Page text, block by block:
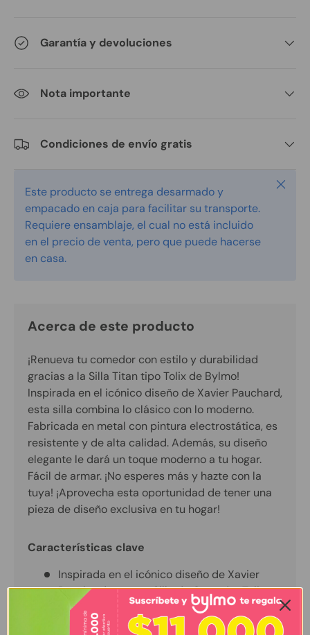
Garantía y devoluciones
Nota importante
Condiciones de envío gratis
Este producto se entrega desarmado y
empacado en caja para facilitar su transporte.
Requiere ensamblaje, el cual no está incluido
en el precio de venta, pero que puede hacerse
en casa.
Cerrar
Acerca de este producto
¡Renueva tu comedor con estilo y durabilidad
gracias a la Silla Titan tipo Tolix de Bylmo!
Inspirada en el icónico diseño de Xavier Pauchard,
esta silla combina lo clásico con lo moderno.
Fabricada en metal con pintura electrostática, es
resistente y de alta calidad. Además, su diseño
elegante le dará un toque moderno a tu hogar.
Fácil de armar. ¡No esperes más y hazte con la
tuya! ¡Aprovecha esta oportunidad de tener una
pieza de diseño exclusiva en tu hogar!
Características clave
Inspirada en el icónico diseño de Xavier
Pauchard, nuestra Silla de Comedor Tolix
combina estilo clásico y materiales
modernos.